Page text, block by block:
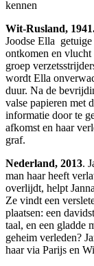
kennen
Wit-Rusland,
Joodse Ella
ontkomen en vlucht
groep
wordt Ella
duur. Na de
valse papieren met
informatie door te
afkomst en haar
graf.
Nederland, 2013.
man haar heeft
overlijdt, helpt
Ze vindt een
plaatsen: een
taal, en een gladde
geheim verleden?
haar via Parijs en